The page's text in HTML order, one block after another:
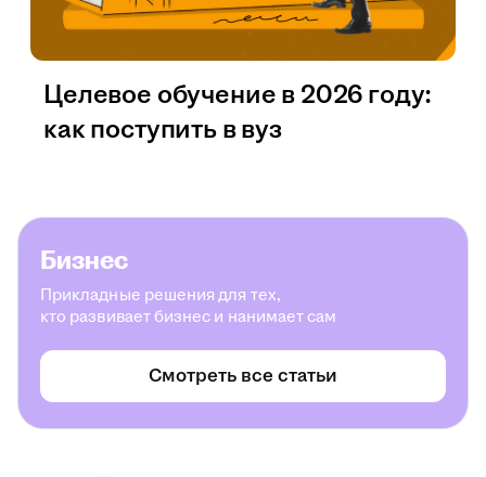
Целевое обучение в 2026 году:
как поступить в вуз
Бизнес
Прикладные решения для тех,
кто развивает бизнес и нанимает сам
Смотреть все статьи